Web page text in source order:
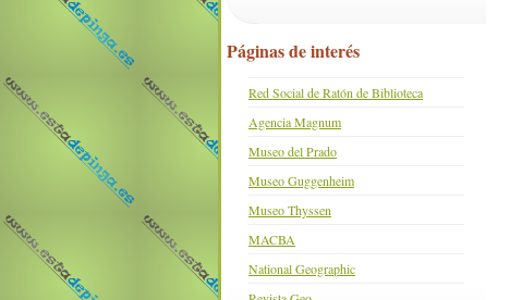
Páginas de interés
Red Social de Ratón de Biblioteca
Agencia Magnum
Museo del Prado
Museo Guggenheim
Museo Thyssen
MACBA
National Geographic